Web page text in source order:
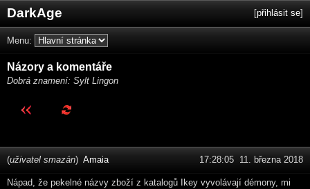
DarkAge [přihlásit se]
Menu:
Názory a komentáře
Dobrá znamení: Sylt Lingon
(uživatel smazán) Amaia 17:28:05 11. března 2018
Nápad, že pekelné názvy zboží z katalogů Ikey vyvolávají démony, mi